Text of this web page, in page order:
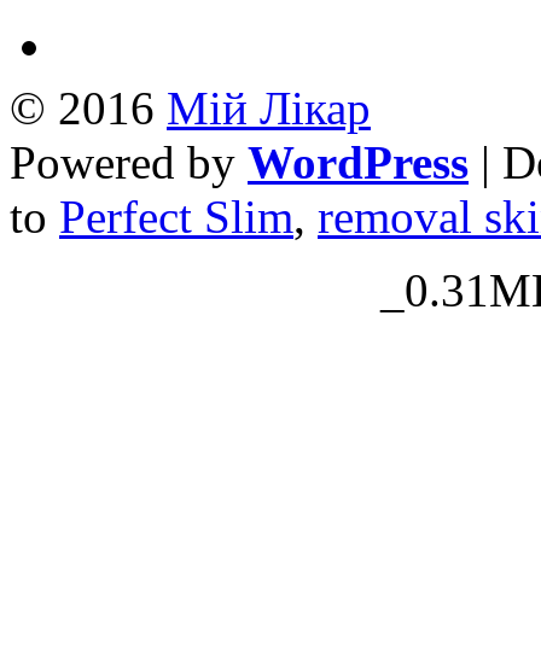
© 2016 Mій Лікар
Powered by WordPress |
to Perfect Slim, removal